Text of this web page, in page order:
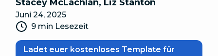
Stacey McLachlan, Liz Stanton
Juni 24, 2025
9 min Lesezeit
Ladet euer kostenloses Template für